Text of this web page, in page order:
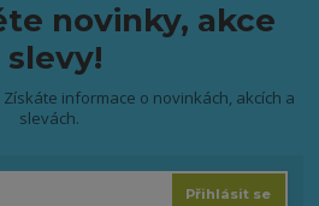
novinky, akce
slevy!
informace o novinkách, akcích a
slevách.
Přihlásit se